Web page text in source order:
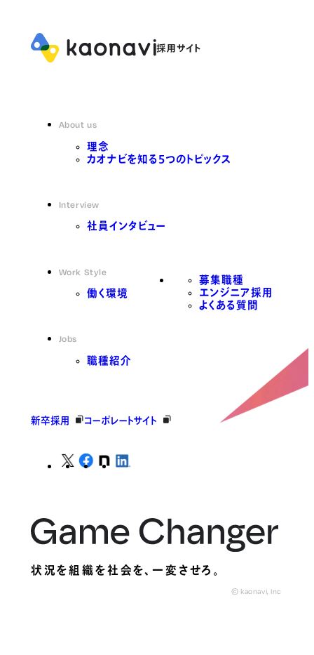
About us
理念
カオナビを知る5つのトピックス
Interview
社員インタビュー
Work Style
働く環境
Jobs
職種紹介
募集職種
エンジニア採用
よくある質問
新卒採用 コーポレートサイト
状況を組織を社会を、一変させろ。
© kaonavi, Inc